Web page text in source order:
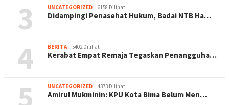
3 UNCATEGORIZED 6158 Dilihat
Didampingi Penasehat Hukum, Badai NTB Ha…
4 BERITA 5402 Dilihat
Kerabat Empat Remaja Tegaskan Penangguha…
5 UNCATEGORIZED 4373 Dilihat
Amirul Mukminin: KPU Kota Bima Belum Men…